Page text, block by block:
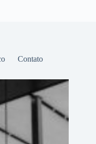
Contato